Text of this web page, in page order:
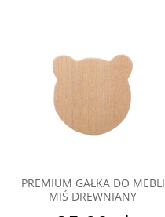
PREMIUM GAŁKA DO MEBLI
MIŚ DREWNIANY